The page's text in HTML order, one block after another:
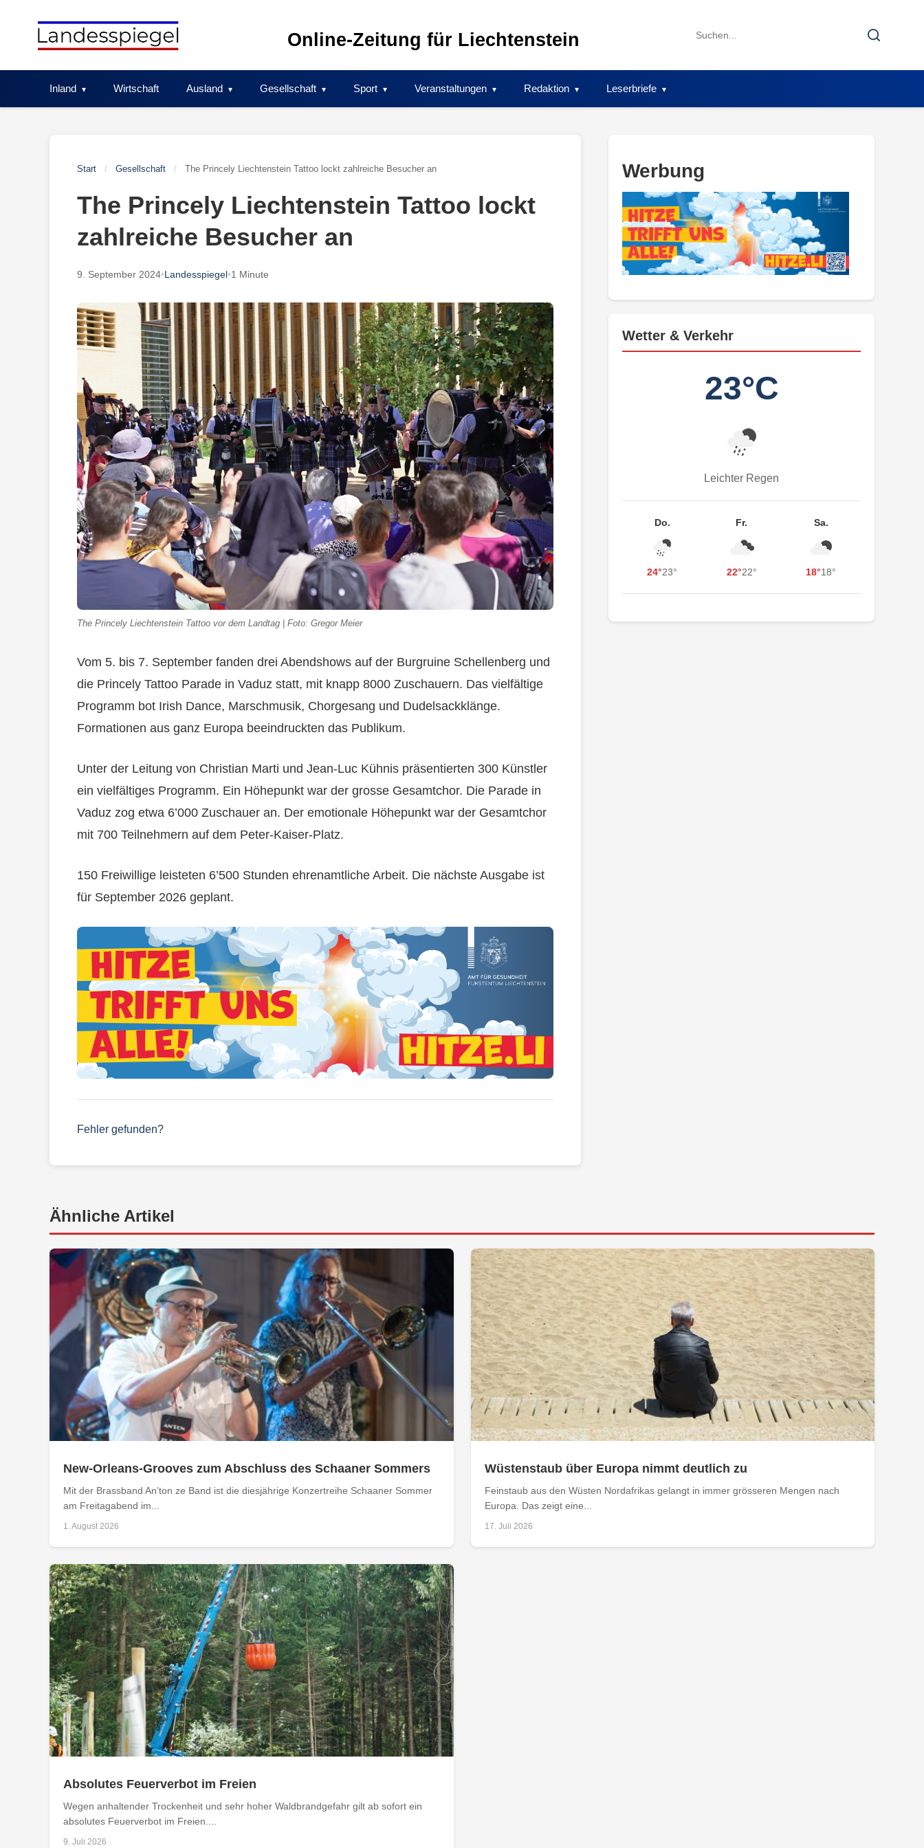
Online-Zeitung für Liechtenstein
Search
Search
Inland Wirtschaft Ausland Gesellschaft Sport Veranstaltungen Redaktion Leserbriefe
Start / Gesellschaft / The Princely Liechtenstein Tattoo lockt zahlreiche Besucher an
The Princely Liechtenstein Tattoo lockt
zahlreiche Besucher an
9. September 2024•Landesspiegel•1 Minute
The Princely Liechtenstein Tattoo vor dem Landtag | Foto: Gregor Meier
Vom 5. bis 7. September fanden drei Abendshows auf der Burgruine Schellenberg und
die Princely Tattoo Parade in Vaduz statt, mit knapp 8000 Zuschauern. Das vielfältige
Programm bot Irish Dance, Marschmusik, Chorgesang und Dudelsackklänge.
Formationen aus ganz Europa beeindruckten das Publikum.
Unter der Leitung von Christian Marti und Jean-Luc Kühnis präsentierten 300 Künstler
ein vielfältiges Programm. Ein Höhepunkt war der grosse Gesamtchor. Die Parade in
Vaduz zog etwa 6’000 Zuschauer an. Der emotionale Höhepunkt war der Gesamtchor
mit 700 Teilnehmern auf dem Peter-Kaiser-Platz.
150 Freiwillige leisteten 6’500 Stunden ehrenamtliche Arbeit. Die nächste Ausgabe ist
für September 2026 geplant.
Fehler gefunden?
Werbung
Wetter & Verkehr
23°C
Leichter Regen
Do.
24°23°
Fr.
22°22°
Sa.
18°18°
Ähnliche Artikel
New-Orleans-Grooves zum Abschluss des Schaaner Sommers
Mit der Brassband An’ton ze Band ist die diesjährige Konzertreihe Schaaner Sommer
am Freitagabend im...
1. August 2026
Wüstenstaub über Europa nimmt deutlich zu
Feinstaub aus den Wüsten Nordafrikas gelangt in immer grösseren Mengen nach
Europa. Das zeigt eine...
17. Juli 2026
Absolutes Feuerverbot im Freien
Wegen anhaltender Trockenheit und sehr hoher Waldbrandgefahr gilt ab sofort ein
absolutes Feuerverbot im Freien....
9. Juli 2026